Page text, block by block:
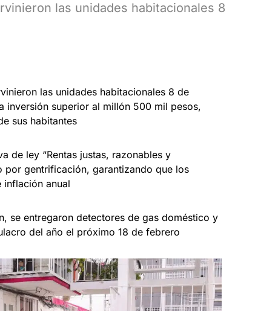
las unidades habitacionales 8
las unidades habitacionales 8 de
inversión superior al millón 500 mil pesos,
sus habitantes
de ley “Rentas justas, razonables y
por gentrificación, garantizando que los
inflación anual
se entregaron detectores de gas doméstico y
del año el próximo 18 de febrero